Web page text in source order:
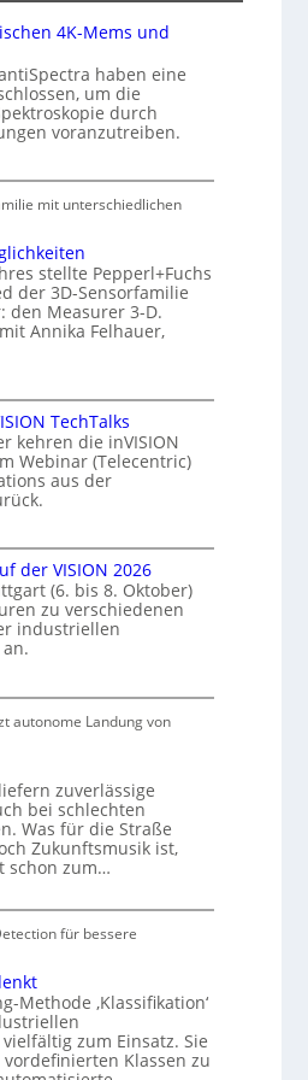
4K-Mems und
haben eine
um die
durch
voranzutreiben.
mit unterschiedlichen
stellte Pepperl+Fuchs
der 3D-Sensorfamilie
den Measurer 3-D.
Annika Felhauer,
TechTalks
kehren die inVISION
Webinar (Telecentric)
aus der
der VISION 2026
(6. bis 8. Oktober)
zu verschiedenen
industriellen
autonome Landung von
zuverlässige
bei schlechten
Was für die Straße
Zukunftsmusik ist,
schon zum…
für bessere
Methode ‚Klassifikation‘
zum Einsatz. Sie
Klassen zu